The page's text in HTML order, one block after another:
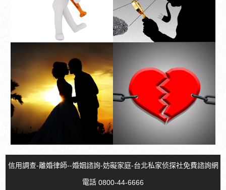
Read more
第一次是免費，後
續就是按照鐘頭計
費
Read more
信用調查-離婚律師--婚姻諮詢-妨礙家庭-台北私家侦探社免費諮詢網
電話 0800-44-6666